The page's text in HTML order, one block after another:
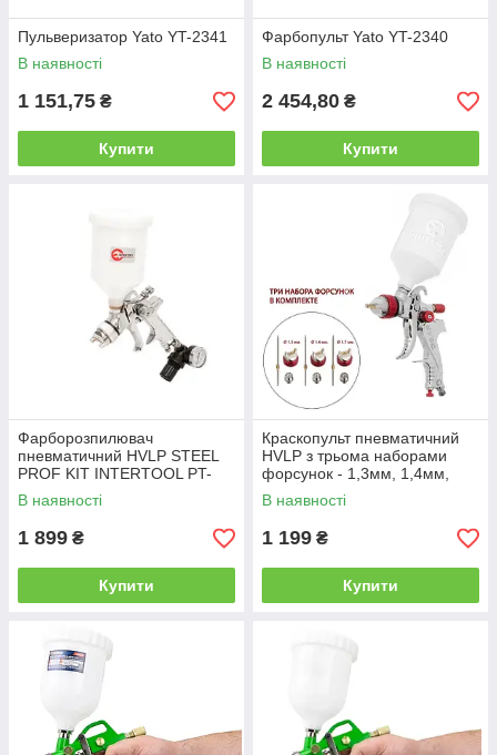
Пульверизатор Yato YT-2341
В наявності
1 151,75 ₴
Купити
Фарбопульт Yato YT-2340
В наявності
2 454,80 ₴
Купити
Фарборозпилювач
пневматичний HVLP STEEL
PROF KIT INTERTOOL PT-
1505
В наявності
1 899 ₴
Купити
Краскопульт пневматичний
HVLP з трьома наборами
форсунок - 1,3мм, 1,4мм,
1,7мм, пластиковий бачок,
3бар
В наявності
1 199 ₴
Купити